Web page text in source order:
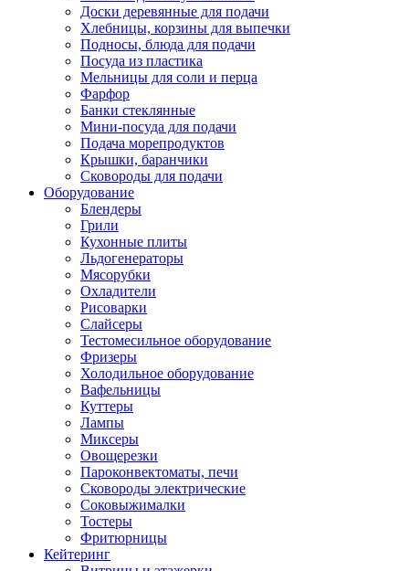
Доски деревянные для подачи
Хлебницы, корзины для выпечки
Подносы, блюда для подачи
Посуда из пластика
Мельницы для соли и перца
Фарфор
Банки стеклянные
Мини-посуда для подачи
Подача морепродуктов
Крышки, баранчики
Сковороды для подачи
Оборудование
Блендеры
Грили
Кухонные плиты
Льдогенераторы
Мясорубки
Охладители
Рисоварки
Слайсеры
Тестомесильное оборудование
Фризеры
Холодильное оборудование
Вафельницы
Куттеры
Лампы
Миксеры
Овощерезки
Пароконвектоматы, печи
Сковороды электрические
Соковыжималки
Тостеры
Фритюрницы
Кейтеринг